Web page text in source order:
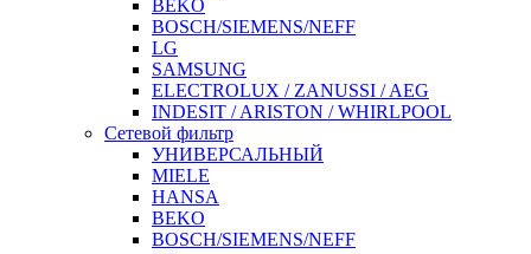
BEKO
BOSCH/SIEMENS/NEFF
LG
SAMSUNG
ELECTROLUX / ZANUSSI / AEG
INDESIT / ARISTON / WHIRLPOOL
Сетевой фильтр
УНИВЕРСАЛЬНЫЙ
MIELE
HANSA
BEKO
BOSCH/SIEMENS/NEFF